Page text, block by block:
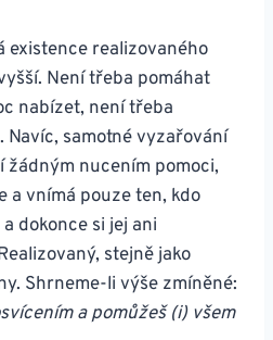
existence realizovaného
Není třeba pomáhat
nabízet, není třeba
samotné vyzařování
žádným nucením pomoci,
a vnímá pouze ten, kdo
dokonce si jej ani
stejně jako
Shrneme-li výše zmíněné:
a pomůžeš (i) všem